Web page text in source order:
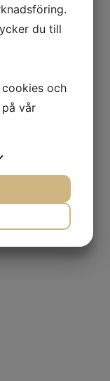
jobbar med
handhållna
bärare samt
Carriers bär
du till
och
vår